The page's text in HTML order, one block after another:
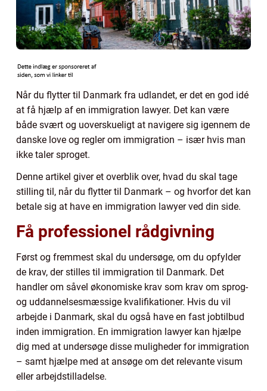
Når du flytter til Danmark fra udlandet, er det en god idé
at få hjælp af en immigration lawyer. Det kan være
både svært og uoverskueligt at navigere sig igennem de
danske love og regler om immigration – især hvis man
ikke taler sproget.
Denne artikel giver et overblik over, hvad du skal tage
stilling til, når du flytter til Danmark – og hvorfor det kan
betale sig at have en immigration lawyer ved din side.
Få professionel rådgivning
Først og fremmest skal du undersøge, om du opfylder
de krav, der stilles til immigration til Danmark. Det
handler om såvel økonomiske krav som krav om sprog-
og uddannelsesmæssige kvalifikationer. Hvis du vil
arbejde i Danmark, skal du også have en fast jobtilbud
inden immigration. En immigration lawyer kan hjælpe
dig med at undersøge disse muligheder for immigration
– samt hjælpe med at ansøge om det relevante visum
eller arbejdstilladelse.